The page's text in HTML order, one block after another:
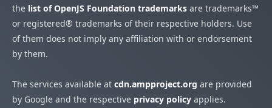
the list of OpenJS Foundation trademarks are trademarks™
or registered® trademarks of their respective holders. Use
of them does not imply any affiliation with or endorsement
by them.
The services available at cdn.ampproject.org are provided
by Google and the respective privacy policy applies.